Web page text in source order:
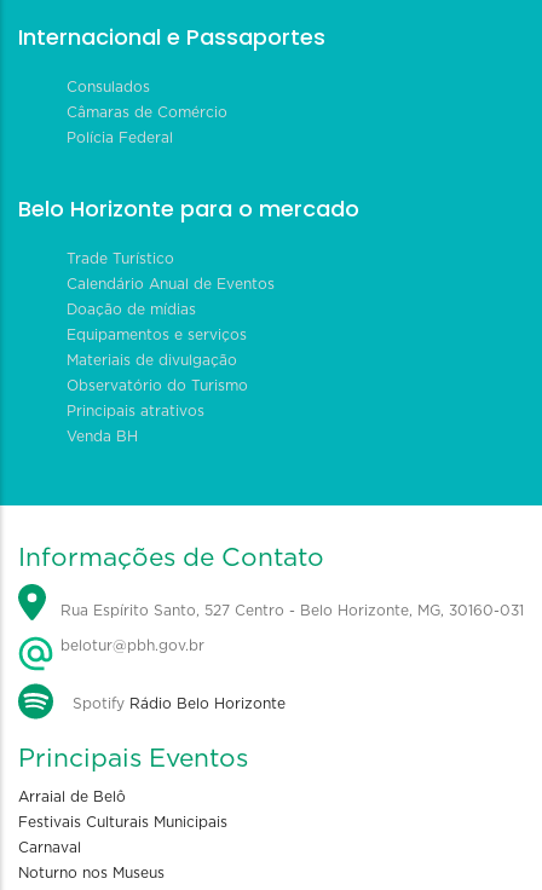
Internacional e Passaportes
Consulados
Câmaras de Comércio
Polícia Federal
Belo Horizonte para o mercado
Trade Turístico
Calendário Anual de Eventos
Doação de mídias
Equipamentos e serviços
Materiais de divulgação
Observatório do Turismo
Principais atrativos
Venda BH
Informações de Contato
Rua Espírito Santo, 527 Centro - Belo Horizonte, MG, 30160-031
belotur@pbh.gov.br
Spotify Rádio Belo Horizonte
Principais Eventos
Arraial de Belô
Festivais Culturais Municipais
Carnaval
Noturno nos Museus